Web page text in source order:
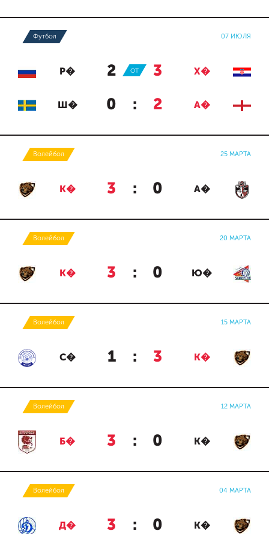
Футбол 07 ИЮЛЯ
Р� 2 : 3 Х�
ОТ
Ш� 0 : 2 А�
Волейбол 25 МАРТА
К� 3 : 0 А�
Волейбол 20 МАРТА
К� 3 : 0 Ю�
Волейбол 15 МАРТА
С� 1 : 3 К�
Волейбол 12 МАРТА
Б� 3 : 0 К�
Волейбол 04 МАРТА
Д� 3 : 0 К�